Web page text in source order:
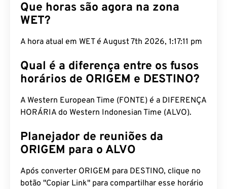
Que horas são agora na zona
WET?
A hora atual em WET é August 7th 2026, 1:17:12 pm
Qual é a diferença entre os fusos
horários de ORIGEM e DESTINO?
A Western European Time (FONTE) é a DIFERENÇA
HORÁRIA do Western Indonesian Time (ALVO).
Planejador de reuniões da
ORIGEM para o ALVO
Após converter ORIGEM para DESTINO, clique no
botão "Copiar Link" para compartilhar esse horário